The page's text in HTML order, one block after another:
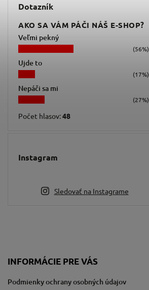
Dotazník
AKO SA VÁM PÁČI NÁŠ E-SHOP?
Veľmi pekný
(56%)
Ujde to
(17%)
Nepáči sa mi
(27%)
Počet hlasov:48
Instagram
Sledovať na Instagrame
INFORMÁCIE PRE VÁS
Podmienky ochrany osobných údajov